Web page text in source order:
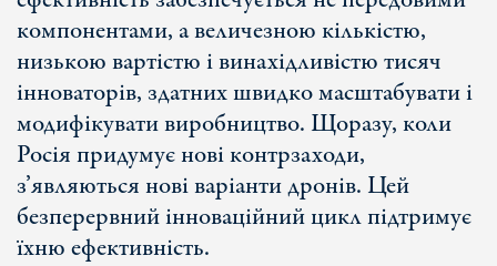
компонентами, а величезною кількістю,
низькою вартістю і винахідливістю тисяч
інноваторів, здатних швидко масштабувати і
модифікувати виробництво. Щоразу, коли
Росія придумує нові контрзаходи,
з’являються нові варіанти дронів. Цей
безперервний інноваційний цикл підтримує
їхню ефективність.